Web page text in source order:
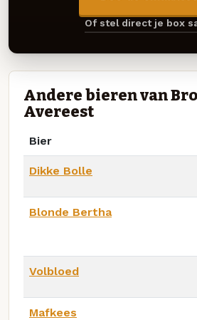
Of stel direct je box
Andere bieren van
Avereest
Bier
Dikke Bolle
Blonde Bertha
Volbloed
Mafkees